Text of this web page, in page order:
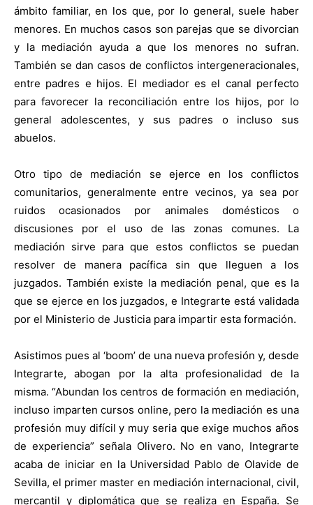
ámbito familiar, en los que, por lo general, suele haber
menores. En muchos casos son parejas que se divorcian
y la mediación ayuda a que los menores no sufran.
También se dan casos de conflictos intergeneracionales,
entre padres e hijos. El mediador es el canal perfecto
para favorecer la reconciliación entre los hijos, por lo
general adolescentes, y sus padres o incluso sus
abuelos.
Otro tipo de mediación se ejerce en los conflictos
comunitarios, generalmente entre vecinos, ya sea por
ruidos ocasionados por animales domésticos o
discusiones por el uso de las zonas comunes. La
mediación sirve para que estos conflictos se puedan
resolver de manera pacífica sin que lleguen a los
juzgados. También existe la mediación penal, que es la
que se ejerce en los juzgados, e Integrarte está validada
por el Ministerio de Justicia para impartir esta formación.
Asistimos pues al ‘boom’ de una nueva profesión y, desde
Integrarte, abogan por la alta profesionalidad de la
misma. “Abundan los centros de formación en mediación,
incluso imparten cursos online, pero la mediación es una
profesión muy difícil y muy seria que exige muchos años
de experiencia” señala Olivero. No en vano, Integrarte
acaba de iniciar en la Universidad Pablo de Olavide de
Sevilla, el primer master en mediación internacional, civil,
mercantil y diplomática que se realiza en España. Se